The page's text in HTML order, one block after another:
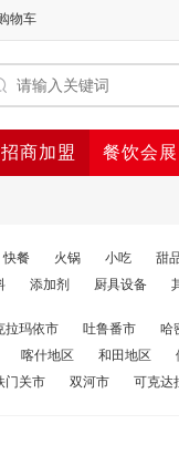
物车
招商加盟 餐饮会展
快餐 火锅 小吃 甜
添加剂 厨具设备
拉玛依市 吐鲁番市 哈
喀什地区 和田地区
门关市 双河市 可克达